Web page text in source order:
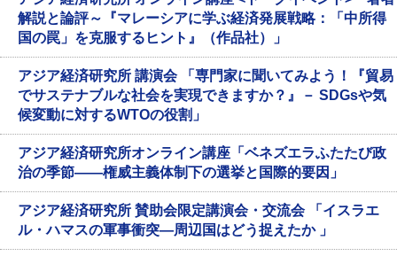
解説と論評～『マレーシアに学ぶ経済発展戦略：「中所得
国の罠」を克服するヒント』（作品社）」
アジア経済研究所 講演会 「専門家に聞いてみよう！『貿易
でサステナブルな社会を実現できますか？』－ SDGsや気
候変動に対するWTOの役割」
アジア経済研究所オンライン講座「ベネズエラふたたび政
治の季節――権威主義体制下の選挙と国際的要因」
アジア経済研究所 賛助会限定講演会・交流会 「イスラエ
ル・ハマスの軍事衝突—周辺国はどう捉えたか 」